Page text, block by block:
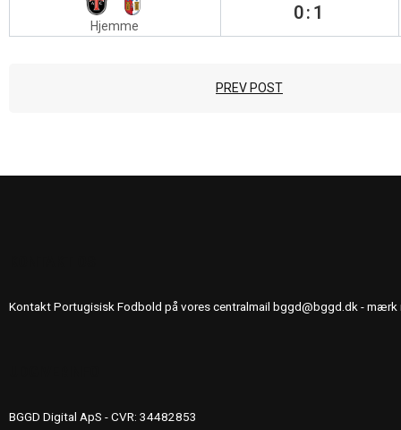
Hjemme
0:1
PREV POST
Kontakt Portugisisk Fodbold på vores centralmail bggd@bggd.dk - mærk
BGGD Digital ApS - CVR: 34482853